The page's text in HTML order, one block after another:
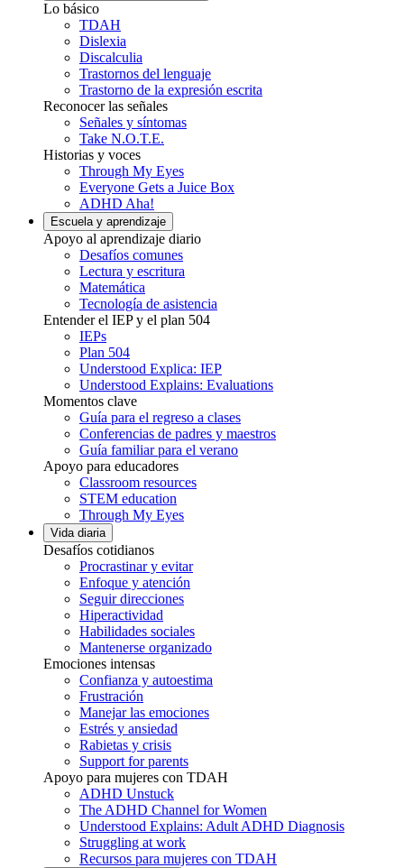
Lo básico
TDAH
Dislexia
Discalculia
Trastornos del lenguaje
Trastorno de la expresión escrita
Reconocer las señales
Señales y síntomas
Take N.O.T.E.
Historias y voces
Through My Eyes
Everyone Gets a Juice Box
ADHD Aha!
Escuela y aprendizaje
Apoyo al aprendizaje diario
Desafíos comunes
Lectura y escritura
Matemática
Tecnología de asistencia
Entender el IEP y el plan 504
IEPs
Plan 504
Understood Explica: IEP
Understood Explains: Evaluations
Momentos clave
Guía para el regreso a clases
Conferencias de padres y maestros
Guía familiar para el verano
Apoyo para educadores
Classroom resources
STEM education
Through My Eyes
Vida diaria
Desafíos cotidianos
Procrastinar y evitar
Enfoque y atención
Seguir direcciones
Hiperactividad
Habilidades sociales
Mantenerse organizado
Emociones intensas
Confianza y autoestima
Frustración
Manejar las emociones
Estrés y ansiedad
Rabietas y crisis
Support for parents
Apoyo para mujeres con TDAH
ADHD Unstuck
The ADHD Channel for Women
Understood Explains: Adult ADHD Diagnosis
Struggling at work
Recursos para mujeres con TDAH